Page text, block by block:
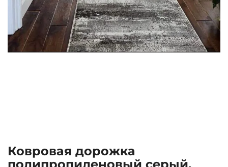
Ковровая дорожка